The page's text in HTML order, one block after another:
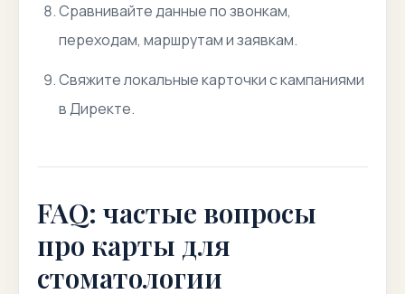
Сравнивайте данные по звонкам,
переходам, маршрутам и заявкам.
Свяжите локальные карточки с кампаниями
в Директе.
FAQ: частые вопросы
про карты для
стоматологии